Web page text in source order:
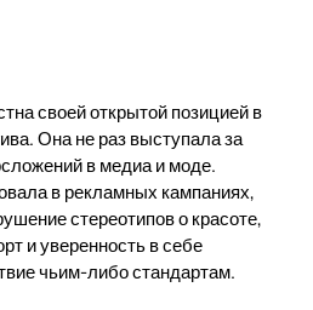
своей открытой позицией в
Она не раз выступала за
в медиа и моде.
в рекламных кампаниях,
стереотипов о красоте,
и уверенность в себе
чьим-либо стандартам.